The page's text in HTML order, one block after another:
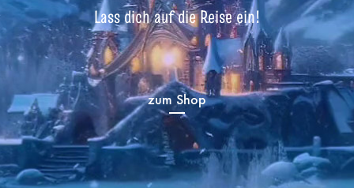
Lass dich auf die Reise ein!
zum Shop